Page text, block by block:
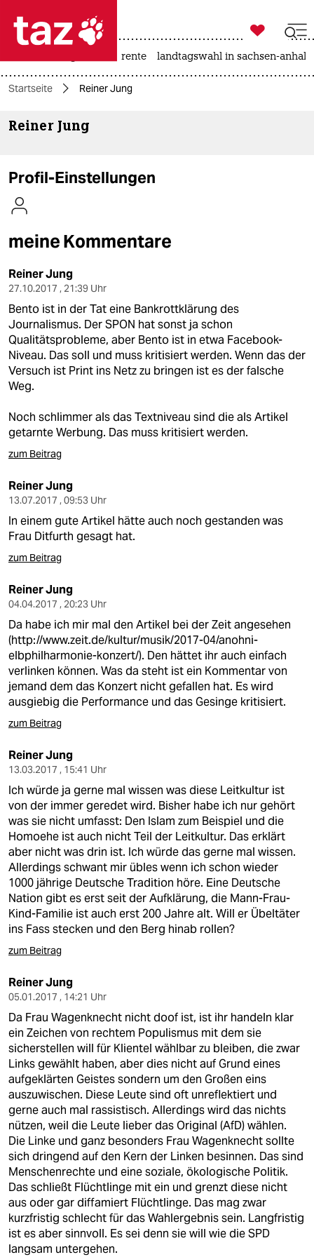
 taz zahl ich
taz zahl ich
themen
kultur
sport
berlin
nord
wahrheit
verlag
verlag
shop
fragen & hilfe
unterstützen
genossenschaft
epaper login

taz zahl ich
rente landtagswahl in sachsen-anhalt
Startseite Reiner Jung
Reiner Jung
Profil-Einstellungen
meine Kommentare
Reiner Jung
27.10.2017 , 21:39 Uhr
Bento ist in der Tat eine Bankrottklärung des
Journalismus. Der SPON hat sonst ja schon
Qualitätsprobleme, aber Bento ist in etwa Facebook-
Niveau. Das soll und muss kritisiert werden. Wenn das der
Versuch ist Print ins Netz zu bringen ist es der falsche
Weg.
Noch schlimmer als das Textniveau sind die als Artikel
getarnte Werbung. Das muss kritisiert werden.
zum Beitrag
Reiner Jung
13.07.2017 , 09:53 Uhr
In einem gute Artikel hätte auch noch gestanden was
Frau Ditfurth gesagt hat.
zum Beitrag
Reiner Jung
04.04.2017 , 20:23 Uhr
Da habe ich mir mal den Artikel bei der Zeit angesehen
(http://www.zeit.de/kultur/musik/2017-04/anohni-
elbphilharmonie-konzert/). Den hättet ihr auch einfach
verlinken können. Was da steht ist ein Kommentar von
jemand dem das Konzert nicht gefallen hat. Es wird
ausgiebig die Performance und das Gesinge kritisiert.
zum Beitrag
Reiner Jung
13.03.2017 , 15:41 Uhr
Ich würde ja gerne mal wissen was diese Leitkultur ist
von der immer geredet wird. Bisher habe ich nur gehört
was sie nicht umfasst: Den Islam zum Beispiel und die
Homoehe ist auch nicht Teil der Leitkultur. Das erklärt
aber nicht was drin ist. Ich würde das gerne mal wissen.
Allerdings schwant mir übles wenn ich schon wieder
1000 jährige Deutsche Tradition höre. Eine Deutsche
Nation gibt es erst seit der Aufklärung, die Mann-Frau-
Kind-Familie ist auch erst 200 Jahre alt. Will er Übeltäter
ins Fass stecken und den Berg hinab rollen?
zum Beitrag
Reiner Jung
05.01.2017 , 14:21 Uhr
Da Frau Wagenknecht nicht doof ist, ist ihr handeln klar
ein Zeichen von rechtem Populismus mit dem sie
sicherstellen will für Klientel wählbar zu bleiben, die zwar
Links gewählt haben, aber dies nicht auf Grund eines
aufgeklärten Geistes sondern um den Großen eins
auszuwischen. Diese Leute sind oft unreflektiert und
gerne auch mal rassistisch. Allerdings wird das nichts
nützen, weil die Leute lieber das Original (AfD) wählen.
Die Linke und ganz besonders Frau Wagenknecht sollte
sich dringend auf den Kern der Linken besinnen. Das sind
Menschenrechte und eine soziale, ökologische Politik.
Das schließt Flüchtlinge mit ein und grenzt diese nicht
aus oder gar diffamiert Flüchtlinge. Das mag zwar
kurzfristig schlecht für das Wahlergebnis sein. Langfristig
ist es aber sinnvoll. Es sei denn sie will wie die SPD
langsam untergehen.